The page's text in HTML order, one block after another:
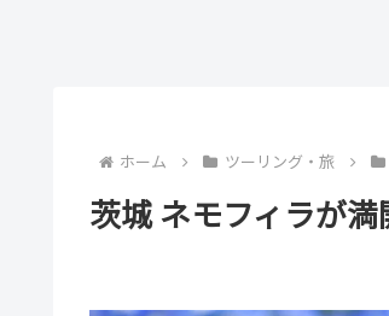
ホーム ツーリング・旅
茨城 ネモフィラが